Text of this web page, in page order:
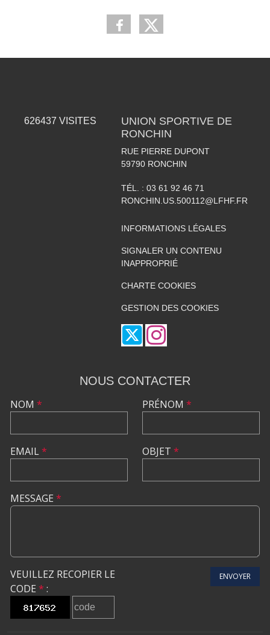
626437 VISITES
UNION SPORTIVE DE
RONCHIN
RUE PIERRE DUPONT
59790 RONCHIN
TÉL. : 03 61 92 46 71
RONCHIN.US.500112@LFHF.FR
INFORMATIONS LÉGALES
SIGNALER UN CONTENU
INAPPROPRIÉ
CHARTE COOKIES
GESTION DES COOKIES
NOUS CONTACTER
NOM *
EMAIL*
PRÉNOM *
OBJET *
MESSAGE *
VEUILLEZ RECOPIER LE
CODE * :
ENVOYER